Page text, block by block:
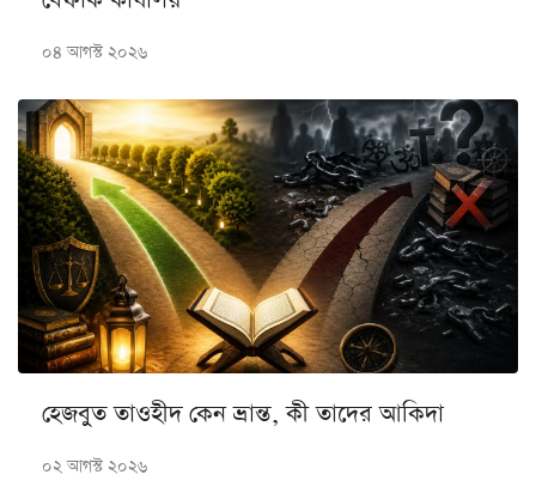
০৪ আগস্ট ২০২৬
হেজবুত তাওহীদ কেন ভ্রান্ত, কী তাদের আকিদা
০২ আগস্ট ২০২৬